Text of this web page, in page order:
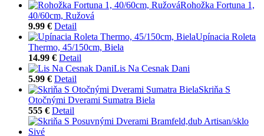
Rohožka Fortuna 1,
40/60cm, Ružová
9.99 € Detail
Upínacia Roleta
Thermo, 45/150cm, Biela
14.99 € Detail
Lis Na Cesnak Dani
5.99 € Detail
Skriňa S
Otočnými Dverami Sumatra Biela
555 € Detail